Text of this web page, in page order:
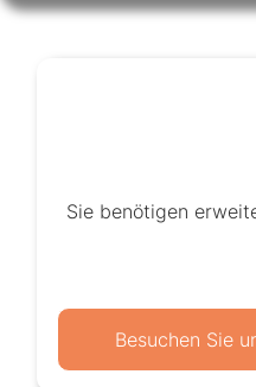
Sie benötigen
Besuchen Sie